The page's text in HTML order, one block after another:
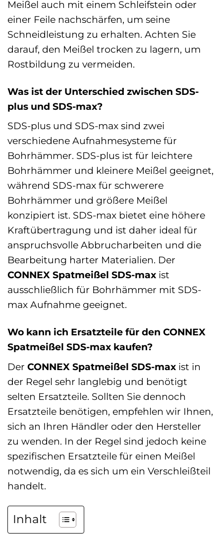
Meißel auch mit einem Schleifstein oder
einer Feile nachschärfen, um seine
Schneidleistung zu erhalten. Achten Sie
darauf, den Meißel trocken zu lagern, um
Rostbildung zu vermeiden.
Was ist der Unterschied zwischen SDS-
plus und SDS-max?
SDS-plus und SDS-max sind zwei
verschiedene Aufnahmesysteme für
Bohrhämmer. SDS-plus ist für leichtere
Bohrhämmer und kleinere Meißel geeignet,
während SDS-max für schwerere
Bohrhämmer und größere Meißel
konzipiert ist. SDS-max bietet eine höhere
Kraftübertragung und ist daher ideal für
anspruchsvolle Abbrucharbeiten und die
Bearbeitung harter Materialien. Der
CONNEX Spatmeißel SDS-max ist
ausschließlich für Bohrhämmer mit SDS-
max Aufnahme geeignet.
Wo kann ich Ersatzteile für den CONNEX
Spatmeißel SDS-max kaufen?
Der CONNEX Spatmeißel SDS-max ist in
der Regel sehr langlebig und benötigt
selten Ersatzteile. Sollten Sie dennoch
Ersatzteile benötigen, empfehlen wir Ihnen,
sich an Ihren Händler oder den Hersteller
zu wenden. In der Regel sind jedoch keine
spezifischen Ersatzteile für einen Meißel
notwendig, da es sich um ein Verschleißteil
handelt.
Inhalt